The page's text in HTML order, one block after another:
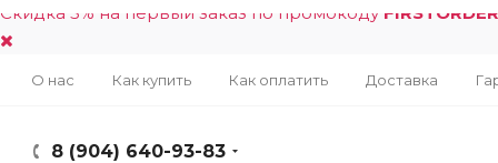
Скидка 5% на первый заказ по промокоду FIRSTORDER
О нас Как купить Как оплатить Доставка
8 (904) 640-93-83